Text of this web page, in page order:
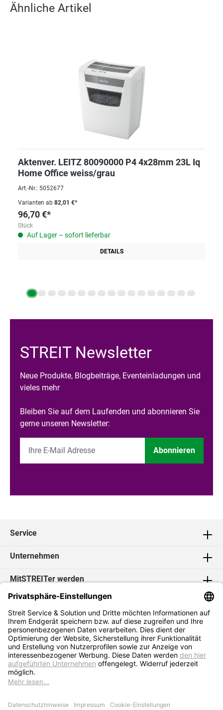
Ähnliche Artikel
Aktenver. LEITZ 80090000 P4 4x28mm 23L Iq
Home Office weiss/grau
Art.-Nr.: 5052677
Varianten ab 82,01 €*
96,70 €*
Stück
Auf Lager – sofort lieferbar
DETAILS
STREIT Newsletter
Neue Produkte, Blogbeiträge, Eventeinladungen und
vieles mehr
Bleiben Sie auf dem Laufenden und abonnieren Sie
gerne unseren Newsletter:
Abonnieren
Service
Unternehmen
MitSTREITer werden
Kontakt
Social Media